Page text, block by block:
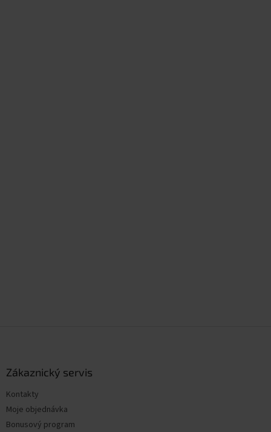
Zákaznický servis
Kontakty
Moje objednávka
Bonusový program